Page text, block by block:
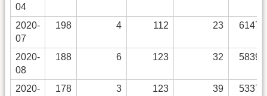
04
2020-
07
198 4 112 23 6147
2020-
08
188 6 123 32 5839
2020-
178 3 123 39 5337